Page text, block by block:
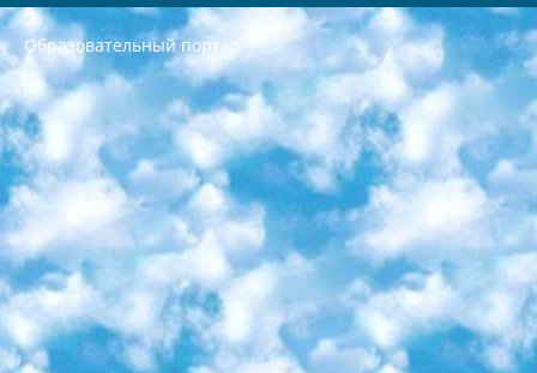
Образовательный портал
РЕСПУБЛИКА УЗБЕКИСТАН МИНИСТРЕРСТВО ДОШКОЛЬНОГО И ШКОЛЬНОГО ОБРАЗОВАНИЯ КОМАНДА в общеобразовательных учреждениях в 2023-2024 учебном году организация и проведение итоговой государственной аттестации обучающихся о Министра дошкольного и школьного образования Республики Узбекистан от 4 марта 2008 года (постановлением Минюста от 20 марта 2008 года № 1778 государственной регистрации) «Итоговое состояние учащихся общего среднего образования на основании положения об утверждении положения об аттестации общего среднего образования выпускной экзамен студентов в образовательных учреждениях в 2023-2024 учебном году В целях организации и прохождения аттестации приказываю: 1. Следующее: перечень предметов, по которым будет проводиться итоговая государственная аттестация и экзамен формы перевода согласно приложению 1; сертификаты международного образца, оценивающие уровень владения иностранными языками перечень согласно приложению 2; 2. Педагогический при специализированных образовательных учреждениях. научно-практический центр квалификации и международной оценки (Д.Давидова) 2024 г. До 25 марта: задания по предметам, по которым будет проводиться итоговая аттестация разработка и утверждение технических условий; итоговая аттестация на основании разработанного предметного задания разработка вопросов по предметам (устно и письменно), экзамен передача; общеобразовательные средние школы и специальные учебные заведения учащиеся выпускных классов школ и интернатов в агентской системе подготовка базы данных экзаменационных материалов и критериев оценки; перевод базы экзаменационных материалов на все языки обучения подать в Республиканский образовательный центр для изготовления; варианты экзаменов на основе разработанных контрольных материалов пусть будут поставлены задачи формирования. 3. Республиканский образовательный центр (Ш.Худайкулов) до 5 апреля 2024 года. до: база данных предоставленных экзаменационных материалов на все языки обучения перевод и экспертиза; для слепых, слабовидящих, глухих, слабослышащих и умственно отсталых детей учащиеся выпускных классов специализированных школ и школ-интернатов база данных экзаменационных материалов на всех преподаваемых языках подготовка критериев оценки; специализированные школы для умственно отсталых детей и технологии для учащихся выпускных классов школ-интернатов разработка соответствующих рекомендаций и критериев проведения ЕГЭ по естествознанию давать задания. 4. Педагогический при специализированных образовательных учреждениях. Научно-практический центр навыков и международной оценки (Д.Давидова), Республика образовательный центр (Худайкулов Ш.) итоговый государственный аттестационный экзамен ориентирован на творческое и логическое мышление при подготовке базы материалов учитывать введение заданий. 5. Следует отметить, что: сертификат государственного образца о знании общеобразовательного предмета и как минимум национальный уровень B1 по предметам на иностранных языках, указанным в Приложении 2. или международно признанный сертификат эквивалентного уровня студенты, изучающие определенный предмет, освобождаются от экзамена; по соответствующим предметам запланирована итоговая государственная аттестация за день до дня, путем жеребьевки Рабочей группой (в письменной форме по предметам, проводимым в форме) из числа сформированных вариантов выбрано 2 варианта; 2 выбранных варианта экзамена анонсированы на официальном сайте министерства и все выпускники по всей стране на основе этих вариантов проводит итоговую государственную аттестацию. 6. Государственное образование учащихся средних общеобразовательных учреждений. знания в соответствии с квалификационными требованиями, которые необходимо приобрести на основании стандартов итоговый (выпускной) контроль для 9 и 11 классов в целях тестирования Экзамены (далее – экзамены) состоят из предметов, перечисленных в приложении 1. будет сделано. 7. Экзамены пройдут с 26 мая по 15 июня 2024 г. (кроме науки физического воспитания). 8. Физическая для учащихся 9 классов общесредних образовательных учреждений. Экзамены по предмету «Образование, квалификация медицина» 1-6 мая 2024 года. сотрудники перевести под присмотр (с отклонениями в физическом или умственном развитии) специализированная школа для детей, школы-интернаты и со сколиозом школы-интернаты санаторного типа для больных детей исключены). 9. Он был слепым, слабовидящим и имел нарушения опорно-двигательного аппарата. экзамены в специализированных школах и интернатах для детей должны проводиться исходя из требований, предъявляемых к общеобразовательным учреждениям (физкультура кроме науки). 10. Специализированная школа для глухих и слабослышащих детей. и экзамены в интернатах и быть реализован в виде письменного теста по математике. 11. Специальность для умственно отсталых детей. Для 9 класса Родной язык и литературное письмо Государственный язык (язык обучения – узбекский). для неклассов) написано Математическое письмо Письменная/устная история Узбекистана Физическое воспитание практично Итоговый контроль Для 11 класса Написание родного языка и литературы (эссе) Математическое письмо Узбекский язык (обучение на узбекском языке) не посещающее общее среднее образование для учреждений)/Образовательное учреждение выбор письменный и устный Иностранный язык письменный/устный Письменная/устная история Узбекистана *По выбору студента:  Химия  Физика  Основы государственного права  География 10 бесплатных образовательных ресурсов - Мы составили подборку онлайн-проектов с интерактивными упражнениями, видеолекциями и статьями. Они помогут вам обрести новые и освежить старые знания бесплатно. 1. «ИНТУИТ» Старейшая образовательная площадка Рунета. Здесь вы найдёте сотни текстовых и видеокурсов на десятки различных тем — от программирования до психологии. Многие курсы подготовлены российскими университетами и крупными международными компаниями вроде Intel и Microsoft. Самостоятельное обучение бесплатное, но желающие могут оплатить услуги персональных наставников. 2. «Смартия» знакомит с актуальными профессиями и подсказывает, как им обучаться. Выбрав заинтересовавшую вас специальность — SMM-специалист, фотограф, веб-дизайнер или другую, — увидите список необходимых для неё умений. Чтобы вы могли освоить их самостоятельно, для каждого умения площадка отображает подборку ссылок на учебные материалы. Хотя «Смартия» ориентируется на русскоязычную аудиторию, часть контента всё же доступна только на английском. 3. «Лекторий Физтеха» Проект Московского физико-технического института (Физтеха). С его помощью вы можете смотреть онлайн серии лекций, записанные на видео в этом вузе. В числе доступных предметов — физика, биология, химия, информационные технологии и другие. К некоторым лекциям администрация ресурса прилагает готовые конспекты, которые можно скачивать в PDF-формате. 4. ITMOcourses Онлайн-площадка Санкт-Петербургского национального исследовательского университета информационных технологий, механики и оптики (ИТМО). Ресурс предоставляет свободный доступ к курсам, разработанным в этом вузе. Каталог материалов разбит на четыре категории: «Оптические системы и технологии», «Приборостроение и робототехника», «Информационные технологии» и «Биотехнологии». Курсы состоят из видеолекций, интерактивных демонстраций и заданий. 5. «КиберЛенинка» Электронная научная библиотека открытого доступа. Каталог площадки регулярно обрастает текстами статей из различных научных изданий. Сгруппированные по журналам и рубрикам публикации можно читать онлайн или скачивать целиком в PDF-формате. Проект нацелен на популяризацию науки за счёт открытого доступа к качественной информации. 6. «ПостНаука» На этом ресурсе публикуют подборки видеолекций, составленные экспертами из разных отраслей и объединённые общими темами. Среди них, к примеру, есть серии «Биоинформатика и геномика», «Культура средневековой Скандинавии» и Cinema Studies о теории кино. Каждая подборка лекций — логически связанная история, рассказанная экспертом от первого лица. Кроме того, на сайте появляются научно-образовательные статьи и тесты на разные темы. 7. «Newочём» Команда проекта «Newочём» отбирает самые интересные тексты из англоязычных СМИ и переводит те из них, за которые голосуют участники сообщества «ВКонтакте». По большей части это научно-популярные статьи. Редакторы придумывают лишь заголовки, в остальном содержание переводов соответствует оригиналам. Полные тексты можно читать прямо в социальной сети. 8. InternetUrok Онлайн-база материалов по основным дисциплинам школьной программы. Информация на сайте структурирована по классам, предметам и темам (урокам). Каждый урок состоит из видеолекций и конспектов. Есть также интерактивные тренажёры и тесты для закрепления пройденного материала. Даже если вы давно окончили школу, возможность повторить программу старших классов всегда может пригодиться. 9. Edutainme Ещё один ресурс об образовании. В отличие от Newtonew, как мне кажется, Edutainme больше ориентируется на представителей индустрии: педагогов, предпринимателей, разработчиков образовательных проектов. Но и любой, кто просто стремится к саморазвитию, найдёт на сайте много полезного и интересного для себя. Например, информацию о новых курсах и образовательных сервисах. 10. Newtonew Онлайн-медиа об образовании и обучении в широком смысле. Авторы Newtonew пишут об инструментах, заведениях, тактиках и стратегиях, которые помогают учить других и получать новые знания самостоятельно. На этой площадке вы найдёте новости, обзоры, аналитические мат